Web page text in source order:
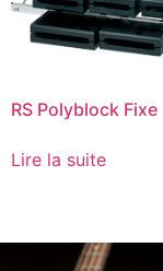
RS Polyblock Fixe
Lire la suite